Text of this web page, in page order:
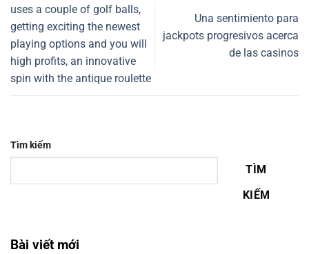
uses a couple of golf balls,
getting exciting the newest
playing options and you will
high profits, an innovative
spin with the antique roulette
Una sentimiento para
jackpots progresivos acerca
de las casinos
Tìm kiếm
TÌM
KIẾM
Bài viết mới